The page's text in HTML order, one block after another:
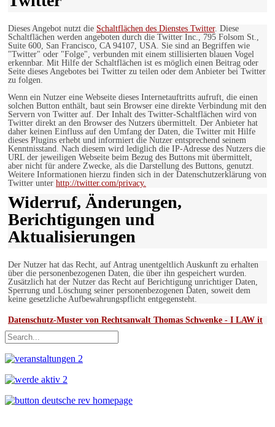
Dieses Angebot nutzt die Schaltflächen des Dienstes Twitter. Diese
Schaltflächen werden angeboten durch die Twitter Inc., 795 Folsom St.,
Suite 600, San Francisco, CA 94107, USA. Sie sind an Begriffen wie
"Twitter" oder "Folge", verbunden mit einem stillisierten blauen Vogel
erkennbar. Mit Hilfe der Schaltflächen ist es möglich einen Beitrag oder
Seite dieses Angebotes bei Twitter zu teilen oder dem Anbieter bei Twitter
zu folgen.
Wenn ein Nutzer eine Webseite dieses Internetauftritts aufruft, die einen
solchen Button enthält, baut sein Browser eine direkte Verbindung mit den
Servern von Twitter auf. Der Inhalt des Twitter-Schaltflächen wird von
Twitter direkt an den Browser des Nutzers übermittelt. Der Anbieter hat
daher keinen Einfluss auf den Umfang der Daten, die Twitter mit Hilfe
dieses Plugins erhebt und informiert die Nutzer entsprechend seinem
Kenntnisstand. Nach diesem wird lediglich die IP-Adresse des Nutzers die
URL der jeweiligen Webseite beim Bezug des Buttons mit übermittelt,
aber nicht für andere Zwecke, als die Darstellung des Buttons, genutzt.
Weitere Informationen hierzu finden sich in der Datenschutzerklärung von
Twitter unter http://twitter.com/privacy.
Widerruf, Änderungen,
Berichtigungen und
Aktualisierungen
Der Nutzer hat das Recht, auf Antrag unentgeltlich Auskunft zu erhalten
über die personenbezogenen Daten, die über ihn gespeichert wurden.
Zusätzlich hat der Nutzer das Recht auf Berichtigung unrichtiger Daten,
Sperrung und Löschung seiner personenbezogenen Daten, soweit dem
keine gesetzliche Aufbewahrungspflicht entgegensteht.
Datenschutz-Muster von Rechtsanwalt Thomas Schwenke - I LAW it